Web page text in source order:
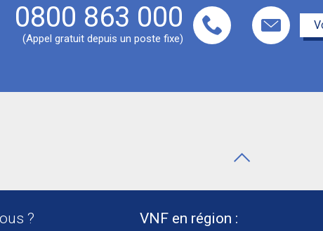
0800 863 000
(Appel gratuit depuis un poste fixe)
?
VNF en région :